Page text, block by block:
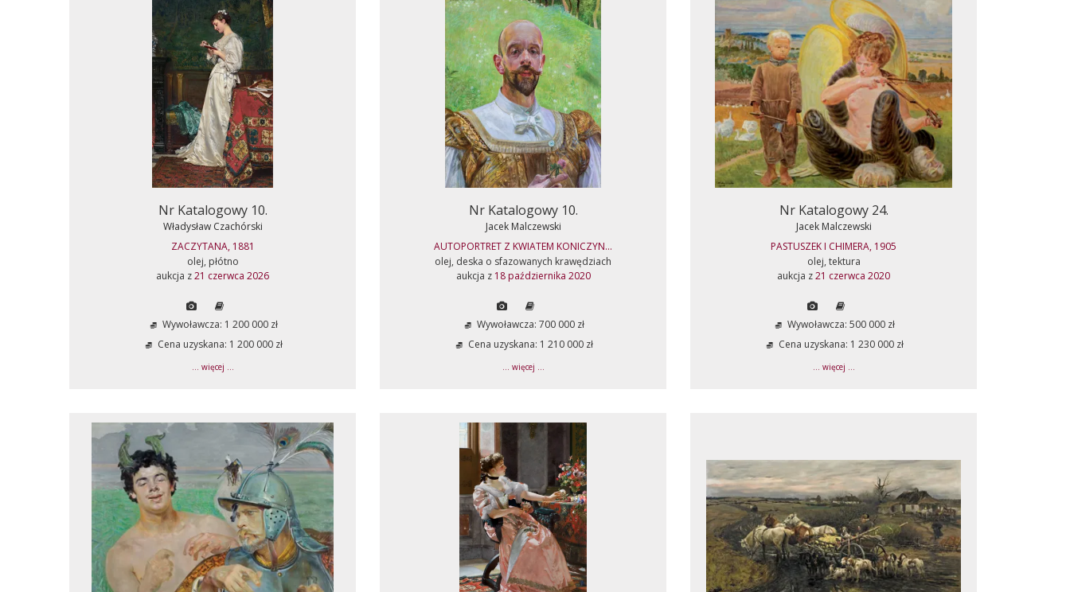
Nr Katalogowy 10.
Władysław Czachórski
ZACZYTANA, 1881
olej, płótno
aukcja z21 czerwca 2026
Wywoławcza: 1 200 000 zł
Cena uzyskana: 1 200 000 zł
... więcej ...
Nr Katalogowy 10.
Jacek Malczewski
AUTOPORTRET Z KWIATEM KONICZYN...
olej, deska o sfazowanych krawędziach
aukcja z 18 października 2020
Wywoławcza: 700 000 zł
Cena uzyskana: 1 210 000 zł
... więcej ...
Nr Katalogowy 24.
Jacek Malczewski
PASTUSZEK I CHIMERA, 1905
olej, tektura
aukcja z21 czerwca 2020
Wywoławcza: 500 000 zł
Cena uzyskana: 1 230 000 zł
... więcej ...